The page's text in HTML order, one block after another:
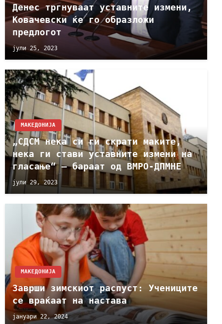
Денес тргнуваат уставните измени,
Ковачевски ќе го образложи
предлогот
јули 25, 2023
МАКЕДОНИЈА
„СДСМ нека си ги скрати маките,
нека ги стави уставните измени на
гласање“ – бараат од ВМРО-ДПМНЕ
јули 29, 2023
МАКЕДОНИЈА
Заврши зимскиот распуст: Учениците
се враќаат на настава
јануари 22, 2024